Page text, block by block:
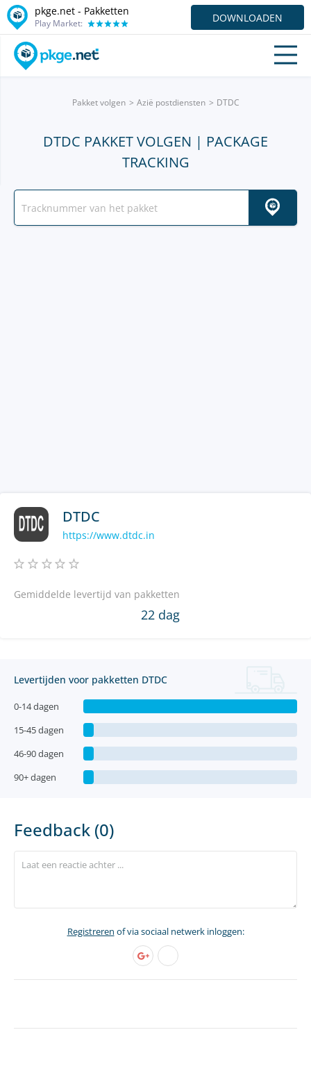
pkge.net - Pakketten
Play Market: DOWNLOADEN
Pakket volgen Azië postdiensten DTDC
DTDC PAKKET VOLGEN | PACKAGE
TRACKING
DTDC
https://www.dtdc.in
Gemiddelde levertijd van pakketten
22 dag
Levertijden voor pakketten DTDC
0-14 dagen
15-45 dagen
46-90 dagen
90+ dagen
Feedback (0)
Registreren of via sociaal netwerk inloggen: